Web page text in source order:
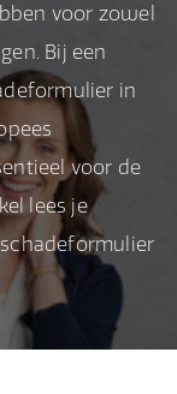
voor zowel
Bij een
in
voor de
lees je